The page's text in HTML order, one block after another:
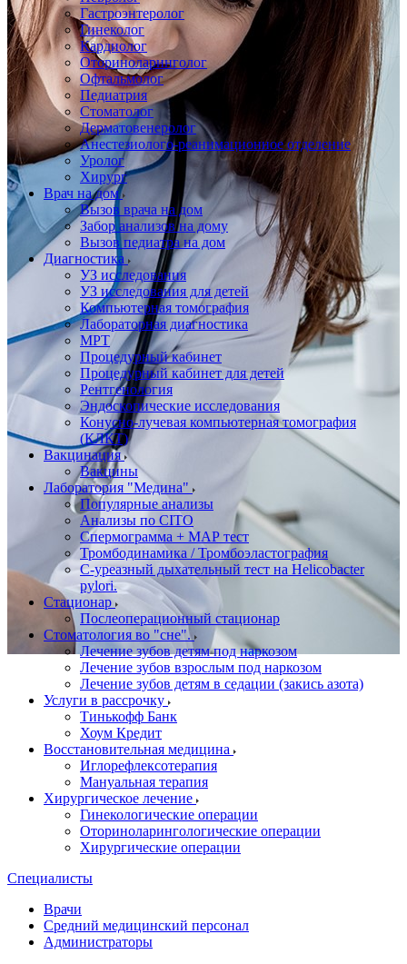
Гастроэнтеролог
Гинеколог
Кардиолог
Оториноларинголог
Офтальмолог
Педиатрия
Стоматолог
Дерматовенеролог
Анестезиолого-реанимационное отделение
Уролог
Хирург
Врач на дом
Вызов врача на дом
Забор анализов на дому
Вызов педиатра на дом
Диагностика
УЗ исследования
УЗ исследования для детей
Компьютерная томография
Лабораторная диагностика
МРТ
Процедурный кабинет
Процедурный кабинет для детей
Рентгенология
Эндоскопические исследования
Конусно-лучевая компьютерная томография
(КЛКТ)
Вакцинация
Вакцины
Лаборатория "Медина"
Популярные анализы
Анализы по CITO
Спермограмма + МАР тест
Тромбодинамика / Тромбоэластография
С-уреазный дыхательный тест на Helicobacter
pylori.
Стационар
Послеоперационный стационар
Стоматология во "сне".
Лечение зубов детям под наркозом
Лечение зубов взрослым под наркозом
Лечение зубов детям в седации (закись азота)
Услуги в рассрочку
Тинькофф Банк
Хоум Кредит
Восстановительная медицина
Иглорефлексотерапия
Мануальная терапия
Хирургическое лечение
Гинекологические операции
Оториноларингологические операции
Хирургические операции
Специалисты
Врачи
Средний медицинский персонал
Администраторы